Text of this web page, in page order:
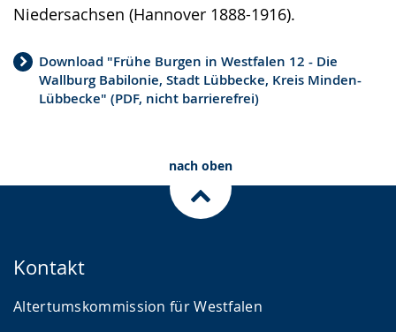
Niedersachsen (Hannover 1888-1916).
Download "Frühe Burgen in Westfalen 12 - Die
Wallburg Babilonie, Stadt Lübbecke, Kreis Minden-
Lübbecke" (PDF, nicht barrierefrei)
nach oben
Kontakt
Altertumskommission für Westfalen